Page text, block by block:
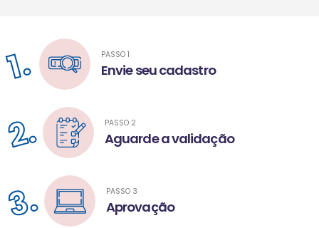
1. PASSO 1
Envie seu cadastro
2. PASSO 2
Aguarde a validação
3. PASSO 3
Aprovação